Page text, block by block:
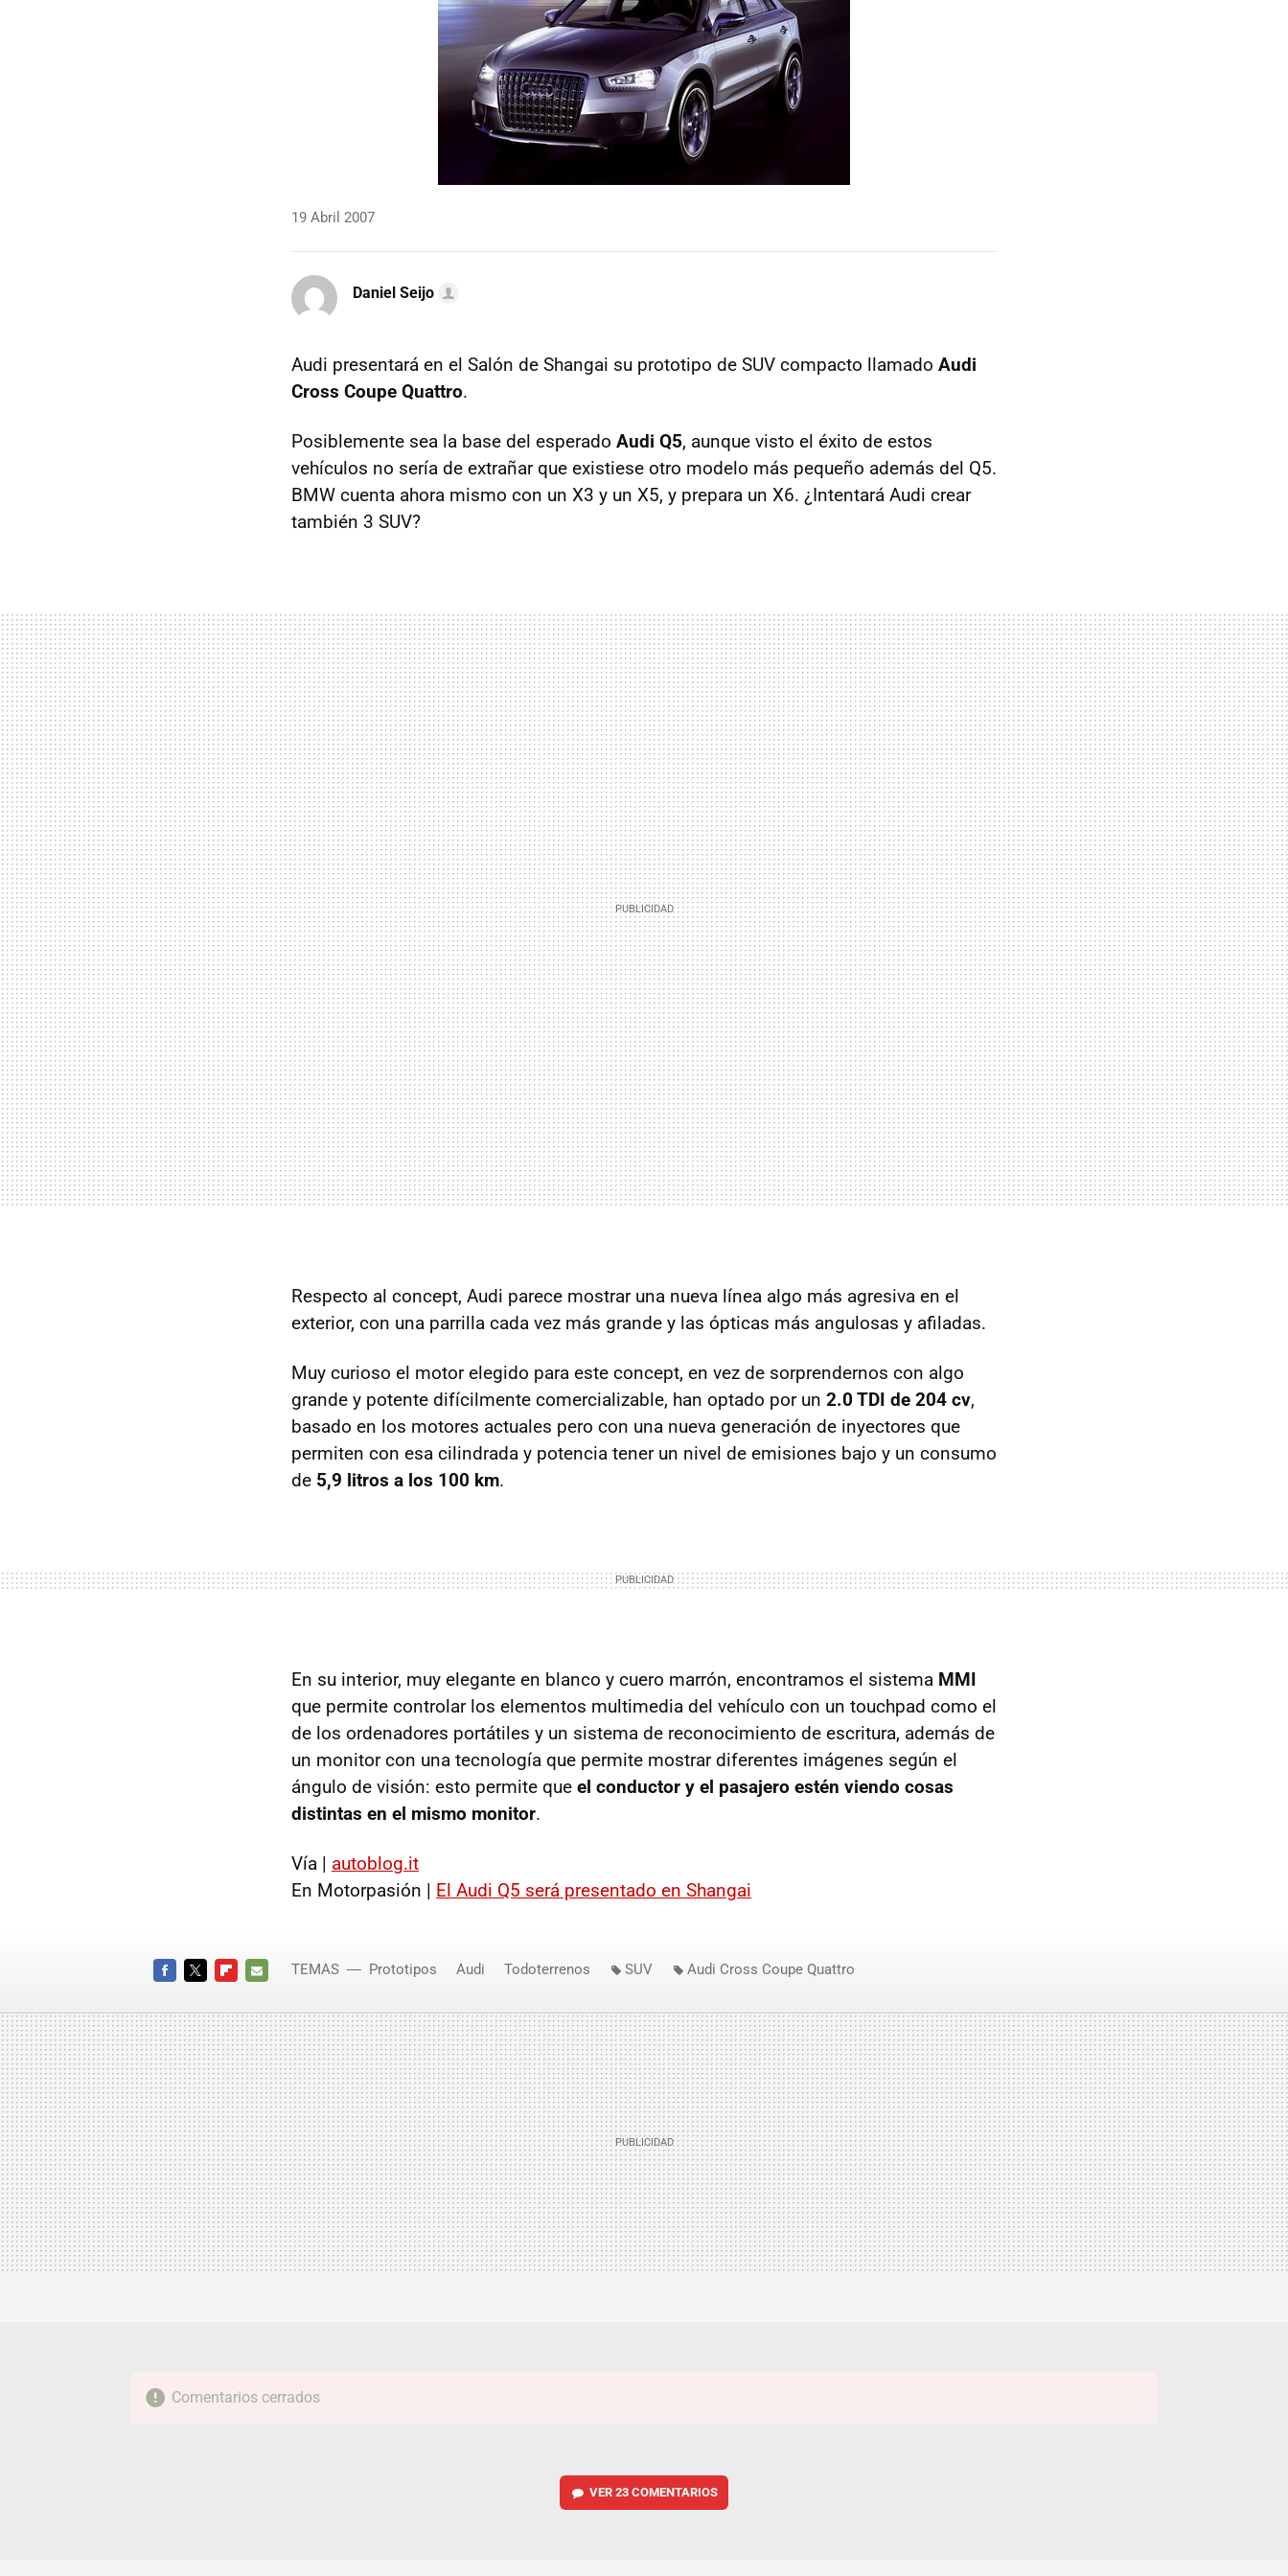
19 Abril 2007
Daniel Seijo
Audi presentará en el Salón de Shangai su prototipo de SUV compacto llamado Audi
Cross Coupe Quattro.
Posiblemente sea la base del esperado Audi Q5, aunque visto el éxito de estos
vehículos no sería de extrañar que existiese otro modelo más pequeño además del Q5.
BMW cuenta ahora mismo con un X3 y un X5, y prepara un X6. ¿Intentará Audi crear
también 3 SUV?
Respecto al concept, Audi parece mostrar una nueva línea algo más agresiva en el
exterior, con una parrilla cada vez más grande y las ópticas más angulosas y afiladas.
Muy curioso el motor elegido para este concept, en vez de sorprendernos con algo
grande y potente difícilmente comercializable, han optado por un 2.0 TDI de 204 cv,
basado en los motores actuales pero con una nueva generación de inyectores que
permiten con esa cilindrada y potencia tener un nivel de emisiones bajo y un consumo
de 5,9 litros a los 100 km.
En su interior, muy elegante en blanco y cuero marrón, encontramos el sistema MMI
que permite controlar los elementos multimedia del vehículo con un touchpad como el
de los ordenadores portátiles y un sistema de reconocimiento de escritura, además de
un monitor con una tecnología que permite mostrar diferentes imágenes según el
ángulo de visión: esto permite que el conductor y el pasajero estén viendo cosas
distintas en el mismo monitor.
Vía | autoblog.it
En Motorpasión | El Audi Q5 será presentado en Shangai
MAIL
TEMAS Prototipos Audi Todoterrenos SUV Audi Cross Coupe Quattro
Comentarios cerrados
VER 23 COMENTARIOS